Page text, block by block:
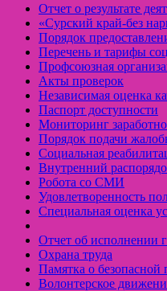
Отчет о результате
«Cурский край-без
Порядок
Перечень и тарифы
Профсоюзная
Акты проверок
Независимая оценка
Паспорт доступности
Мониторинг
Порядок подачи
Социальная
Внутренний
Робота со СМИ
Удовлетворенность
Специальная оценка
Отчет об исполнении
Охрана труда
Памятка о безопасной
Волонтерское